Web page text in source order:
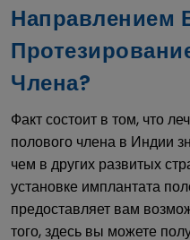
Направлением
Члена?
Факт состоит в том, что
полового члена в Индии
чем в других развитых
установке имплантата
предоставляет вам
того, здесь вы можете